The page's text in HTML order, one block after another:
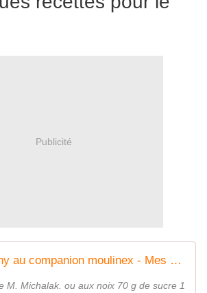
Publicité
Recette krumchy au companion moulinex - Mes Meilleures Recettes Faciles
M. Michalak. ou aux noix 70 g de sucre 1